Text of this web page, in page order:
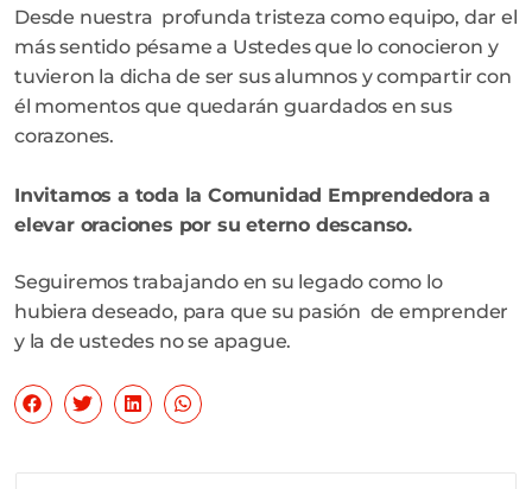
Desde nuestra profunda tristeza como equipo, dar el
más sentido pésame a Ustedes que lo conocieron y
tuvieron la dicha de ser sus alumnos y compartir con
él momentos que quedarán guardados en sus
corazones.
Invitamos a toda la Comunidad Emprendedora a
elevar oraciones por su eterno descanso.
Seguiremos trabajando en su legado como lo
hubiera deseado, para que su pasión de emprender
y la de ustedes no se apague.